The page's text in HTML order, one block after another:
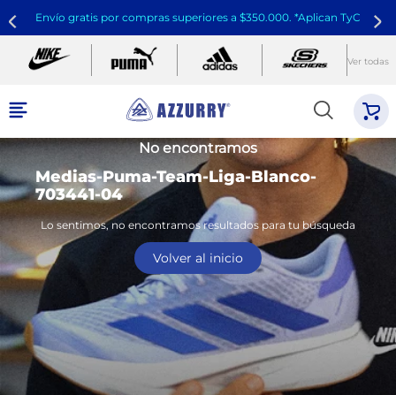
Envío gratis por compras superiores a $350.000. *Aplican TyC
Ver todas
No encontramos
Medias-Puma-Team-Liga-Blanco-
703441-04
Lo sentimos, no encontramos resultados para tu búsqueda
Volver al inicio